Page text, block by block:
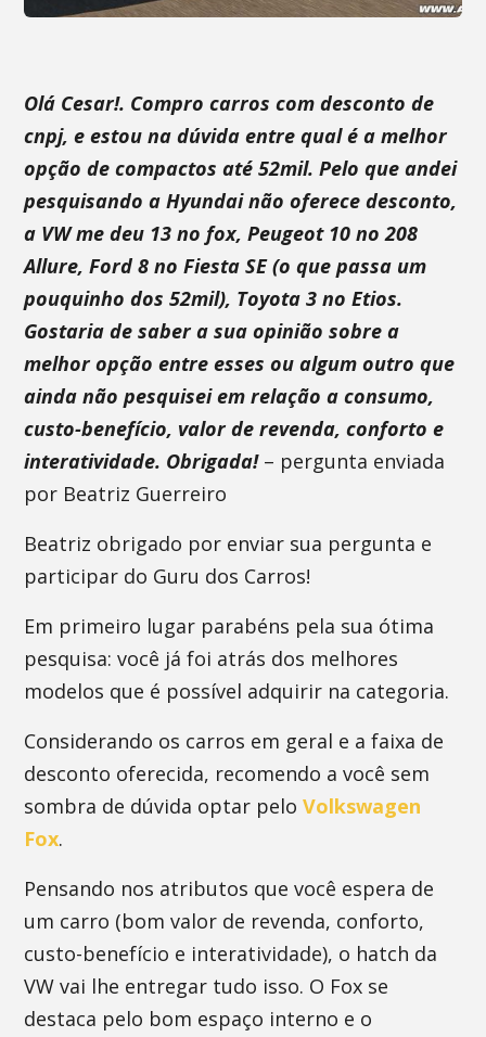
Olá Cesar!. Compro carros com desconto de
cnpj, e estou na dúvida entre qual é a melhor
opção de compactos até 52mil. Pelo que andei
pesquisando a Hyundai não oferece desconto,
a VW me deu 13 no fox, Peugeot 10 no 208
Allure, Ford 8 no Fiesta SE (o que passa um
pouquinho dos 52mil), Toyota 3 no Etios.
Gostaria de saber a sua opinião sobre a
melhor opção entre esses ou algum outro que
ainda não pesquisei em relação a consumo,
custo-benefício, valor de revenda, conforto e
interatividade. Obrigada!– pergunta enviada
por Beatriz Guerreiro
Beatriz obrigado por enviar sua pergunta e
participar do Guru dos Carros!
Em primeiro lugar parabéns pela sua ótima
pesquisa: você já foi atrás dos melhores
modelos que é possível adquirir na categoria.
Considerando os carros em geral e a faixa de
desconto oferecida, recomendo a você sem
sombra de dúvida optar peloVolkswagen
Fox.
Pensando nos atributos que você espera de
um carro (bom valor de revenda, conforto,
custo-benefício e interatividade), o hatch da
VW vai lhe entregar tudo isso. O Fox se
destaca pelo bom espaço interno e o